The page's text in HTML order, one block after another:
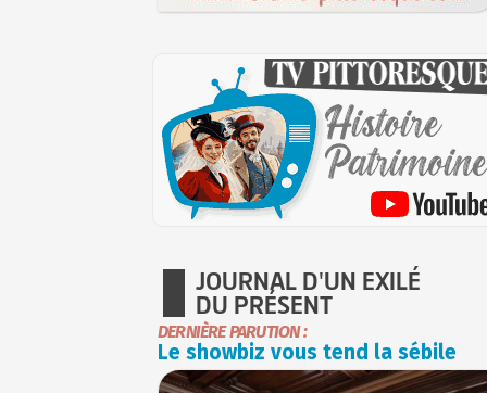
JOURNAL D'UN EXILÉ
DU PRÉSENT
DERNIÈRE PARUTION :
Le showbiz vous tend la sébile